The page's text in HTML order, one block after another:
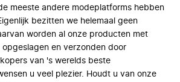
meeste andere modeplatforms hebben
bezitten we helemaal geen
worden al onze producten met
opgeslagen en verzonden door
van 's werelds beste
u veel plezier. Houdt u van onze